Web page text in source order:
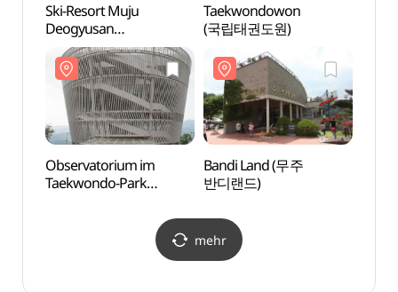
Ski-Resort Muju
Deogyusan
(무주덕유산리조트
스키장)
Taekwondowon
(국립태권도원)
Observatorium im
Taekwondo-Park
Bandi Land (무주
반디랜드)
mehr